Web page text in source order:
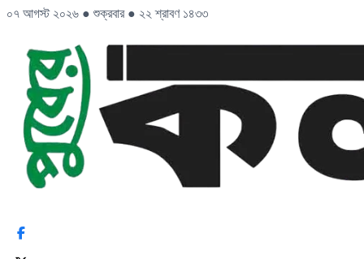
০৭ আগস্ট ২০২৬ ● শুক্রবার ● ২২ শ্রাবণ ১৪৩৩